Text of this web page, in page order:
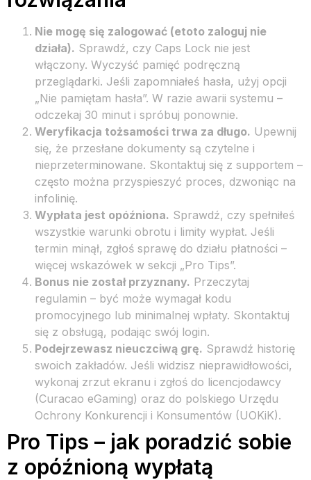
Nie mogę się zalogować (etoto zaloguj nie
działa). Sprawdź, czy Caps Lock nie jest
włączony. Wyczyść pamięć podręczną
przeglądarki. Jeśli zapomniałeś hasła, użyj opcji
„Nie pamiętam hasła”. W razie awarii systemu –
odczekaj 30 minut i spróbuj ponownie.
Weryfikacja tożsamości trwa za długo. Upewnij
się, że przesłane dokumenty są czytelne i
nieprzeterminowane. Skontaktuj się z supportem –
często można przyspieszyć proces, dzwoniąc na
infolinię.
Wypłata jest opóźniona. Sprawdź, czy spełniłeś
wszystkie warunki obrotu i limity wypłat. Jeśli
termin minął, zgłoś sprawę do działu płatności –
więcej wskazówek w sekcji „Pro Tips”.
Bonus nie został przyznany. Przeczytaj
regulamin – być może wymagał kodu
promocyjnego lub minimalnej wpłaty. Skontaktuj
się z obsługą, podając swój login.
Podejrzewasz nieuczciwą grę. Sprawdź historię
swoich zakładów. Jeśli widzisz nieprawidłowości,
wykonaj zrzut ekranu i zgłoś do licencjodawcy
(Curacao eGaming) oraz do polskiego Urzędu
Ochrony Konkurencji i Konsumentów (UOKiK).
Pro Tips – jak poradzić sobie
z opóźnioną wypłatą